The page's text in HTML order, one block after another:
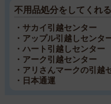
不用品処分をしてくれ
・サカイ引越センター
・アップル引越しセンタ
・ハート引越しセンター
・アーク引越センター
・アリさんマークの引越
・日本通運